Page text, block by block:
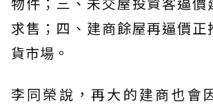
求售；四、建商餘屋再逼價正
貨市場。
李同榮說，再大的建商也會